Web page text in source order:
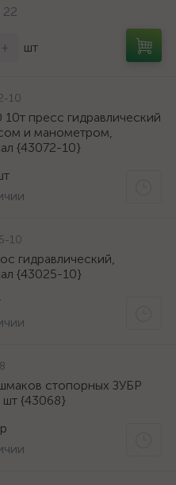
22
+ шт
10
пресс гидравлический
и манометром,
{43072-10}
10
гидравлический,
{43025-10}
стопорных ЗУБР
шт {43068}